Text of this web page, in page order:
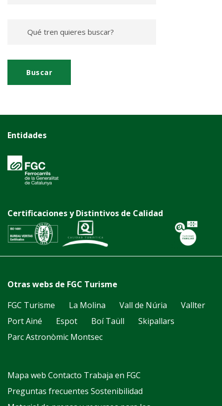
Entidades
Certificaciones y Distintivos de Calidad
Otras webs de FGC Turisme
FGC Turisme
La Molina Vall de Núria
Vallter
Port Ainé
Espot Boí Taüll
Skipallars
Parc Astronòmic Montsec
Mapa web Contacto Trabaja en FGC
Preguntas frecuentes Sostenibilidad